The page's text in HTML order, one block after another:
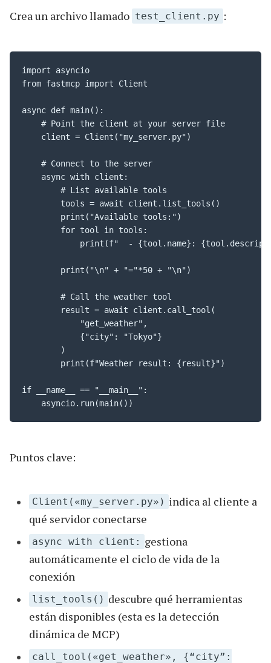
Crea un archivo llamado test_client.py :
import asyncio
from fastmcp import Client
async def main():
    # Point the client at your server file
    client = Client("my_server.py")
    # Connect to the server
    async with client:
        # List available tools
        tools = await client.list_tools()
        print("Available tools:")
        for tool in tools:
print(f"  - {tool.name}:
        print("\n" + "="*50 + "\n")
        # Call the weather tool
        result = await client.call_tool(
            "get_weather",
            {"city": "Tokyo"}
        )
        print(f"Weather result: {result}")
if __name__ == "__main__":
    asyncio.run(main())
Puntos clave:
Client(«my_server.py») indica al cliente a
qué servidor conectarse
async with client: gestiona
automáticamente el ciclo de vida de la
conexión
list_tools() descubre qué herramientas
están disponibles (esta es la detección
dinámica de MCP)
call_tool(«get_weather», {“city”: